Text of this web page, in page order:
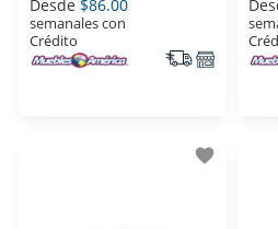
Desde $86.00
semanales con
Crédito
favorite